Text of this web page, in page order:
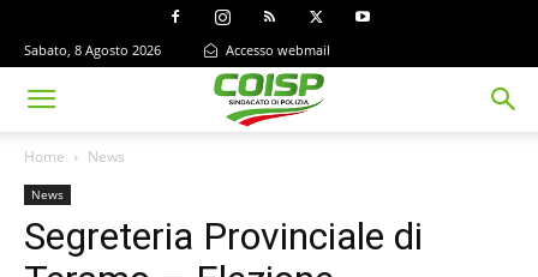
Sabato, 8 Agosto 2026 Accesso webmail
Home News
News
Segreteria Provinciale di